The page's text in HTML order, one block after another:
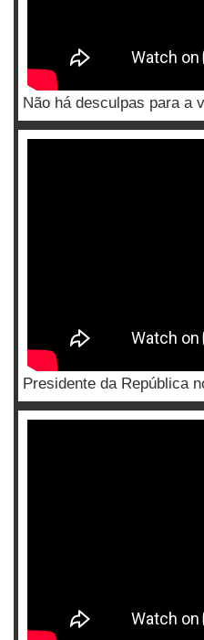
Não há desculpas para a
Presidente da República